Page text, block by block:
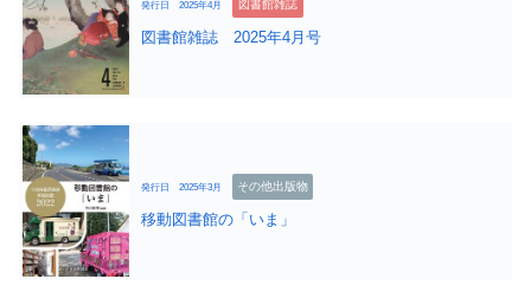
発行日 2025年4月 図書館雑誌
図書館雑誌 2025年4月号
発行日 2025年3月 その他出版物
移動図書館の「いま」